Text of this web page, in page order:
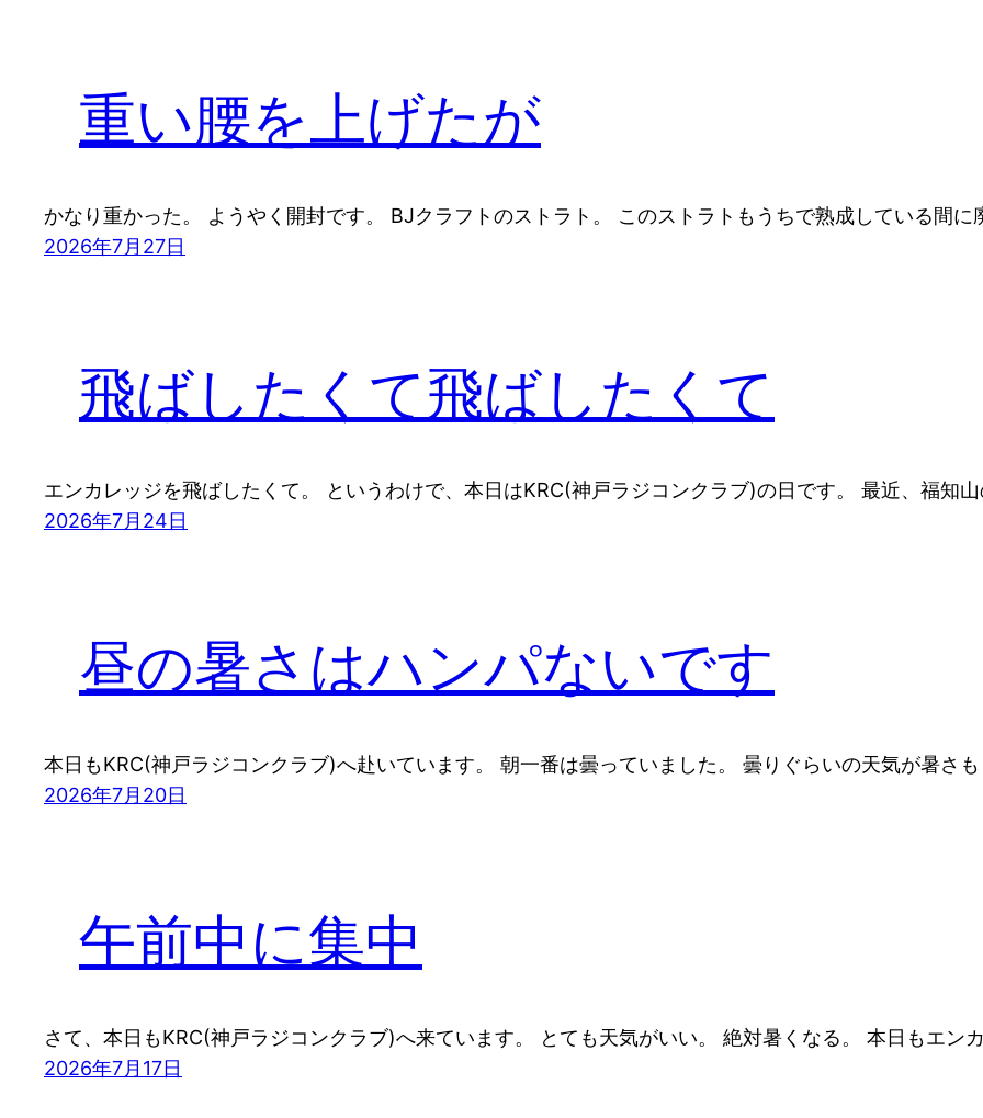
重い腰を上げたが
かなり重かった。 ようやく開封です。 BJクラフトのストラト。 このストラトもうちで熟成している間
2026年7月27日
飛ばしたくて飛ばしたくて
エンカレッジを飛ばしたくて。 というわけで、本日はKRC(神戸ラジコンクラブ)の日です。 最近、福知
2026年7月24日
昼の暑さはハンパないです
本日もKRC(神戸ラジコンクラブ)へ赴いています。 朝一番は曇っていました。 曇りぐらいの天気が暑さ
2026年7月20日
午前中に集中
さて、本日もKRC(神戸ラジコンクラブ)へ来ています。 とても天気がいい。 絶対暑くなる。 本日もエン
2026年7月17日